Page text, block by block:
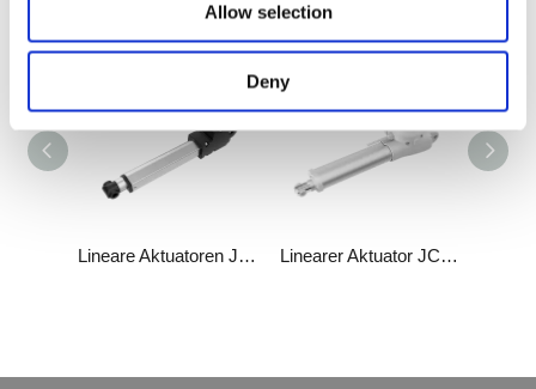
Allow selection
Deny
Verwandte Produkte
Lineare Aktuatoren JC35L31 Linearer Aktuator JC35D4